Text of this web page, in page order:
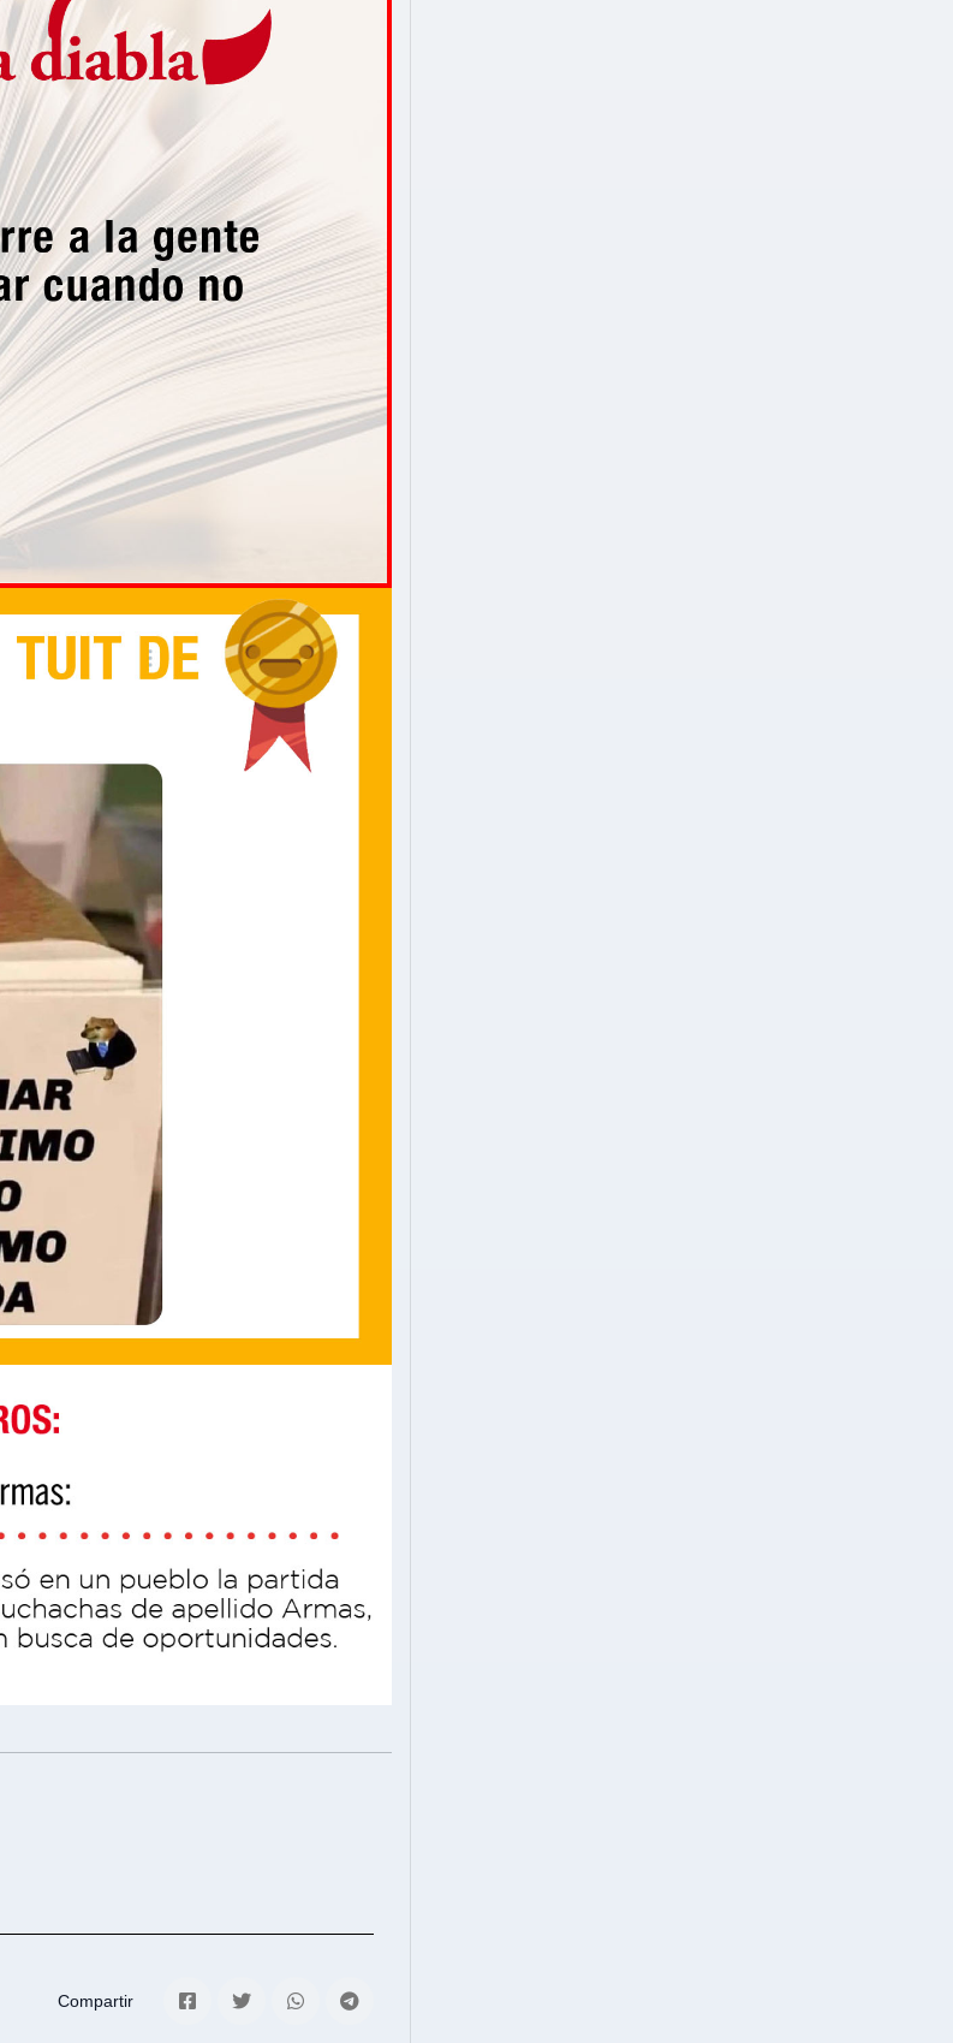
Compartir